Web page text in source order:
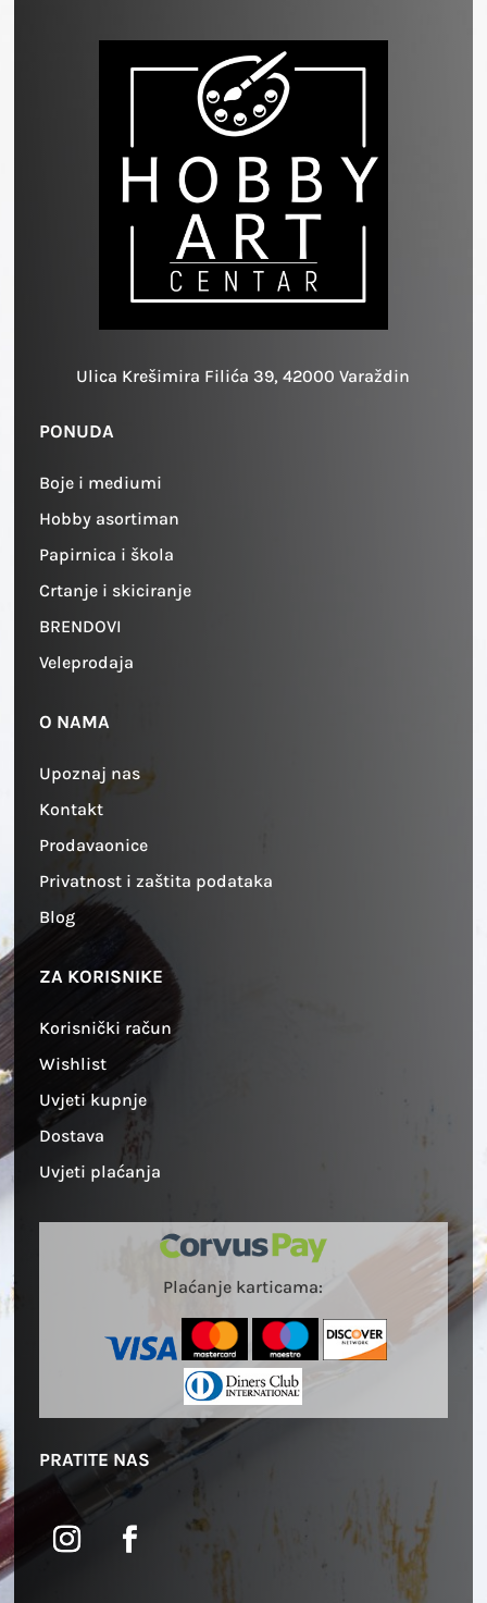
Ulica Krešimira Filića 39, 42000 Varaždin
PONUDA
Boje i mediumi
Hobby asortiman
Papirnica i škola
Crtanje i skiciranje
BRENDOVI
Veleprodaja
O NAMA
Upoznaj nas
Kontakt
Prodavaonice
Privatnost i zaštita podataka
Blog
ZA KORISNIKE
Korisnički račun
Wishlist
Uvjeti kupnje
Dostava
Uvjeti plaćanja
Plaćanje karticama:
PRATITE NAS